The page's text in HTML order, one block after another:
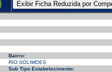
Bairro:
RIO SOLIMOES
Sub Tipo Estabelecimento: